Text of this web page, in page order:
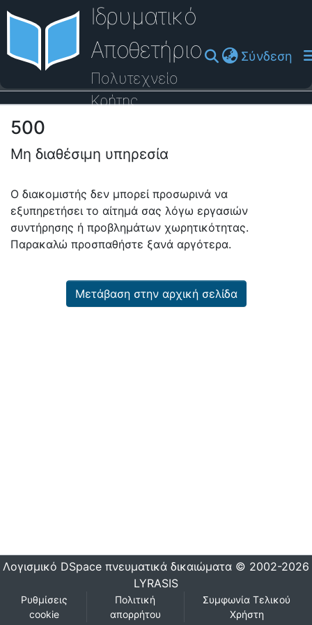
Ιδρυματικό
Αποθετήριο
Πολυτεχνείο
Κρήτης
Σύνδεση
Οδηγός Βοήθειας
500
Μη διαθέσιμη υπηρεσία
Ο διακομιστής δεν μπορεί προσωρινά να
εξυπηρετήσει το αίτημά σας λόγω εργασιών
συντήρησης ή προβλημάτων χωρητικότητας.
Παρακαλώ προσπαθήστε ξανά αργότερα.
Μετάβαση στην αρχική σελίδα
Λογισμικό DSpace πνευματικά δικαιώματα © 2002-2026
LYRASIS
Ρυθμίσεις
cookie
Πολιτική
απορρήτου
Συμφωνία Τελικού
Χρήστη